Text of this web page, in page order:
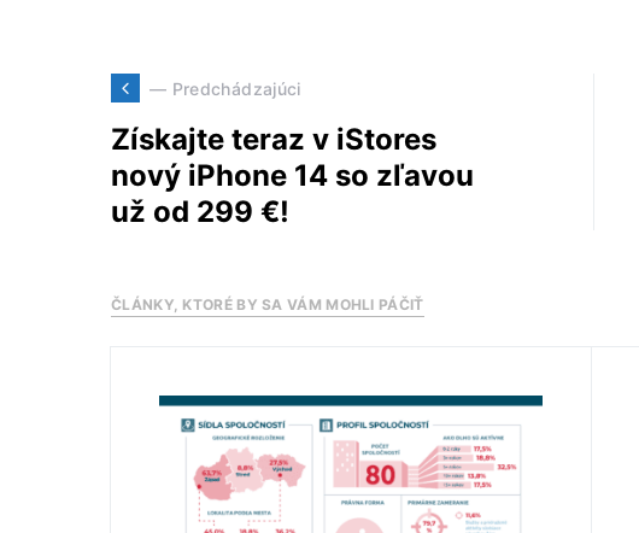
— Predchádzajúci
Získajte teraz v iStores
nový iPhone 14 so zľavou
už od 299 €!
ČLÁNKY, KTORÉ BY SA VÁM MOHLI PÁČIŤ